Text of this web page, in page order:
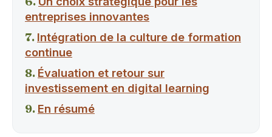
entreprises innovantes
Intégration de la culture de formation
continue
Évaluation et retour sur
investissement en digital learning
En résumé